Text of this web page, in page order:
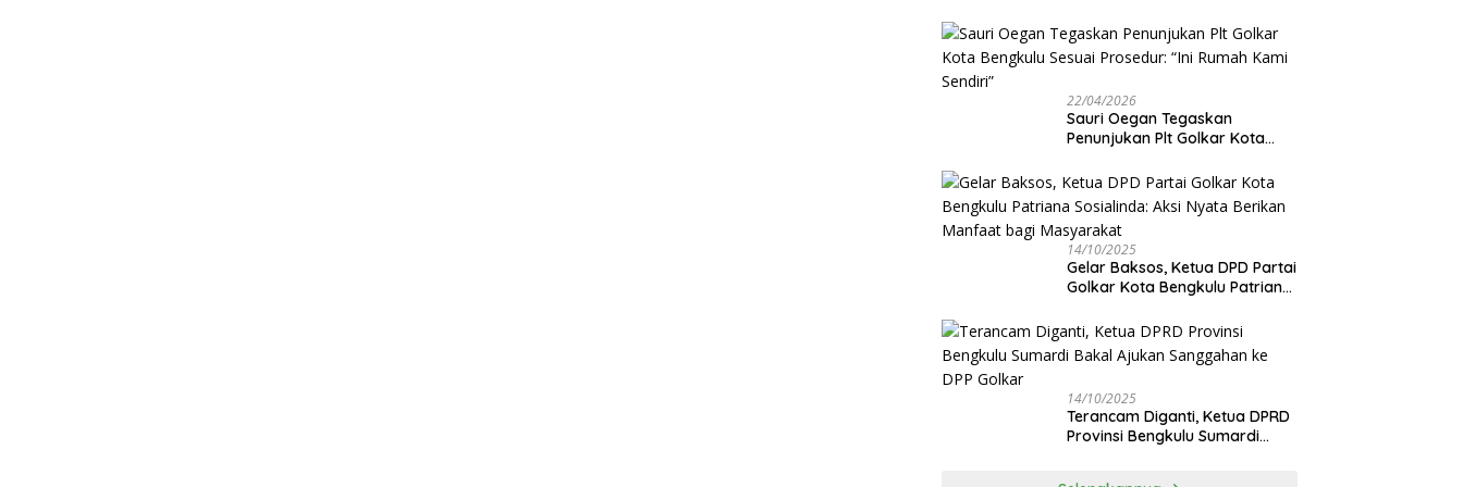
Disetujui
22/04/2026
Sauri Oegan Tegaskan
Penunjukan Plt Golkar Kota
Rumah Kami Sendiri”
14/10/2025
‎Gelar Baksos, Ketua DPD Partai
Golkar Kota Bengkulu Patriana
Manfaat bagi Masyarakat
14/10/2025
Terancam Diganti, Ketua DPRD
Provinsi Bengkulu Sumardi